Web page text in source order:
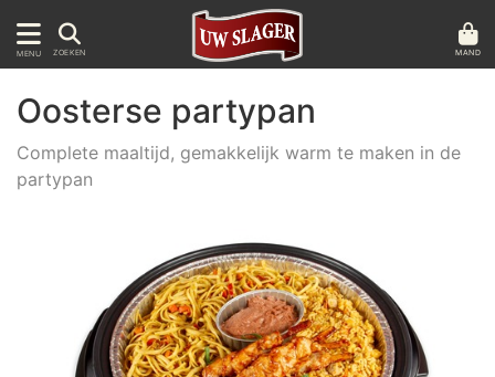
MENU ZOEKEN MAND
Oosterse partypan
Complete maaltijd, gemakkelijk warm te maken in de
partypan